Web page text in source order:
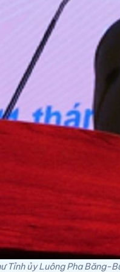
Tỉnh ủy Luông Pha Băng-